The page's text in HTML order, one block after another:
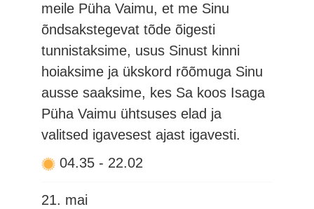
meile Püha Vaimu, et me Sinu
õndsakstegevat tõde õigesti
tunnistaksime, usus Sinust kinni
hoiaksime ja ükskord rõõmuga Sinu
ausse saaksime, kes Sa koos Isaga
Püha Vaimu ühtsuses elad ja
valitsed igavesest ajast igavesti.
04.35 - 22.02
21. mai